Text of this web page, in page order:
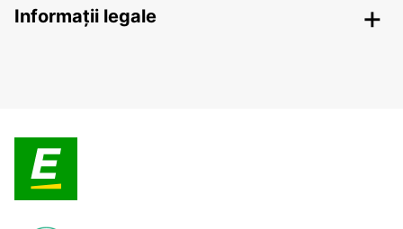
Informații legale